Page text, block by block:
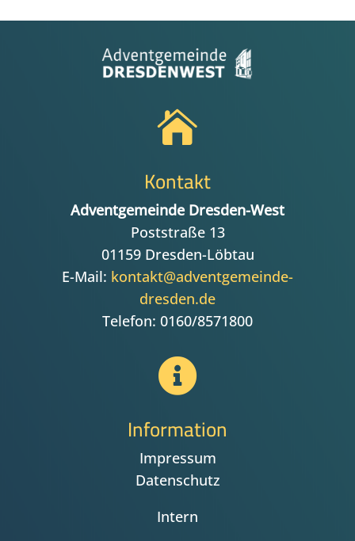

Kontakt
Adventgemeinde Dresden-West
Poststraße 13
01159 Dresden-Löbtau
E-Mail: kontakt@adventgemeinde-
dresden.de
Telefon: 0160/8571800

Information
Impressum
Datenschutz
Intern